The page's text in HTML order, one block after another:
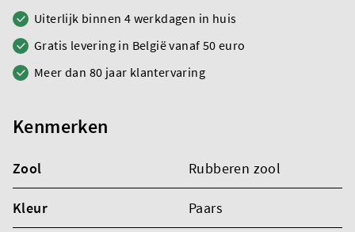
Uiterlijk binnen 4 werkdagen in huis
Gratis levering in België vanaf 50 euro
Meer dan 80 jaar klantervaring
Kenmerken
Zool Rubberen zool
Kleur Paars